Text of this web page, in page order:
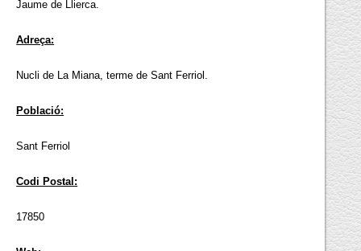
Jaume de Llierca.
Adreça:
Nucli de La Miana, terme de Sant Ferriol.
Població:
Sant Ferriol
Codi Postal:
17850